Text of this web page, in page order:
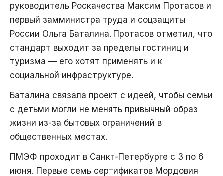
руководитель Роскачества Максим Протасов и
первый замминистра труда и соцзащиты
России Ольга Баталина. Протасов отметил, что
стандарт выходит за пределы гостиниц и
туризма — его хотят применять и к
социальной инфраструктуре.
Баталина связала проект с идеей, чтобы семьи
с детьми могли не менять привычный образ
жизни из-за бытовых ограничений в
общественных местах.
ПМЭФ проходит в Санкт-Петербурге с 3 по 6
июня. Первые семь сертификатов Мордовия